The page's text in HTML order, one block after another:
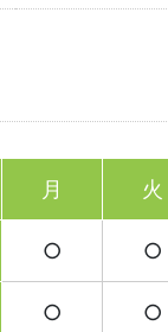
月 火
○ ○
○ ○